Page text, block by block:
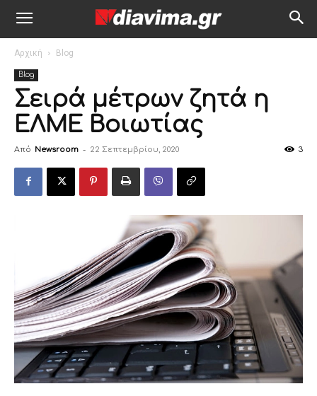
Αρχική Blog
Blog
Σειρά μέτρων ζητά η
ΕΛΜΕ Βοιωτίας
Από Newsroom - 22 Σεπτεμβρίου, 2020 3